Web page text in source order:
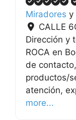
Miradores y
CALLE
Dirección y
ROCA en
de
productos/
atención,
more...